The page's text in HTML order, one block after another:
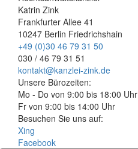
Katrin Zink
Frankfurter Allee 41
10247 Berlin Friedrichshain
+49 (0)30 46 79 31 50
030 / 46 79 31 51
kontakt@kanzlei-zink.de
Unsere Bürozeiten:
Mo - Do von 9:00 bis 18:00 Uhr
Fr von 9:00 bis 14:00 Uhr
Besuchen Sie uns auf:
Xing
Facebook